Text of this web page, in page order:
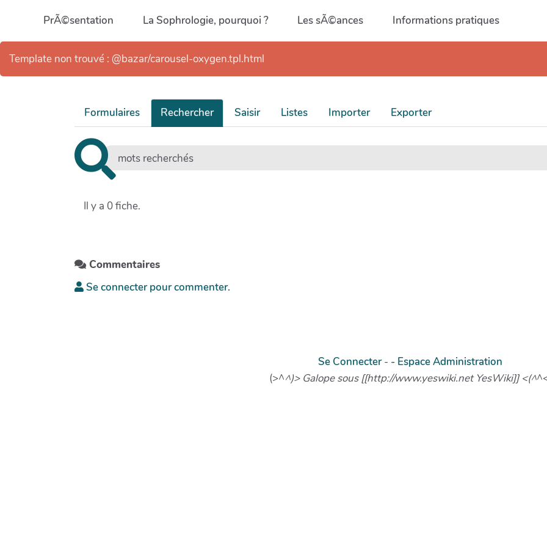
Aller au contenu principal
PrÃ©sentation La Sophrologie, pourquoi ? Les sÃ©ances Informations pratiques
Template non trouvé : @bazar/carousel-oxygen.tpl.html
Formulaires Rechercher Saisir Listes Importer Exporter
Il y a 0 fiche.
Commentaires
Se connecter pour commenter.
Se Connecter- - Espace Administration
(>^^)> Galope sous [[http://www.yeswiki.net YesWiki]] <(^